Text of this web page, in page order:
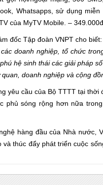
Whatsapps, sử dụng
của MyTV Mobile. –
đốc Tập đoàn VNPT cho biết:
doanh nghiệp, tổ chức
hệ sinh thái các giải pháp
doanh nghiệp và cộng
yêu cầu của Bộ TTTT tại thời
phủ sóng rộng hơn nữa
hàng đầu của Nhà nước,
và thúc đẩy phát triển cuộc